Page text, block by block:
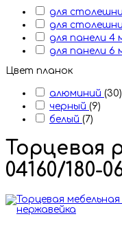
для
для
для панели 4
для панели 6
Цвет планок
алюминий (30)
черный (9)
белый (7)
Торцевая
04160/180-